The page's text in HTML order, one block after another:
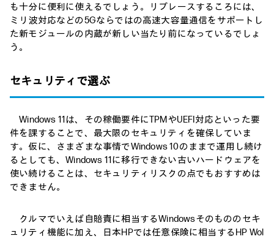
も十分に便利に使えるでしょう。リプレースするころには、
ミリ波対応などの5Gならではの高速大容量通信をサポートし
た新モジュールの内蔵が新しい当たり前になっているでしょ
う。
セキュリティで選ぶ
Windows 11は、その稼働要件にTPMやUEFI対応といった要
件を課することで、最大限のセキュリティを確保していま
す。仮に、さまざまな事情でWindows 10のままで運用し続け
るとしても、Windows 11に移行できない古いハードウェアを
使い続けることは、セキュリティリスクの点でもおすすめは
できません。
クルマでいえば自賠責に相当するWindowsそのもののセキ
ュリティ機能に加え、日本HPでは任意保険に相当するHP Wol